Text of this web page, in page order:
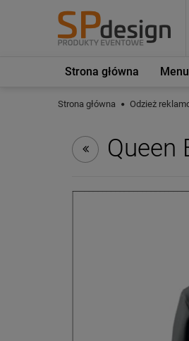
Strona główna Menu
Strona główna Odzież
Queen